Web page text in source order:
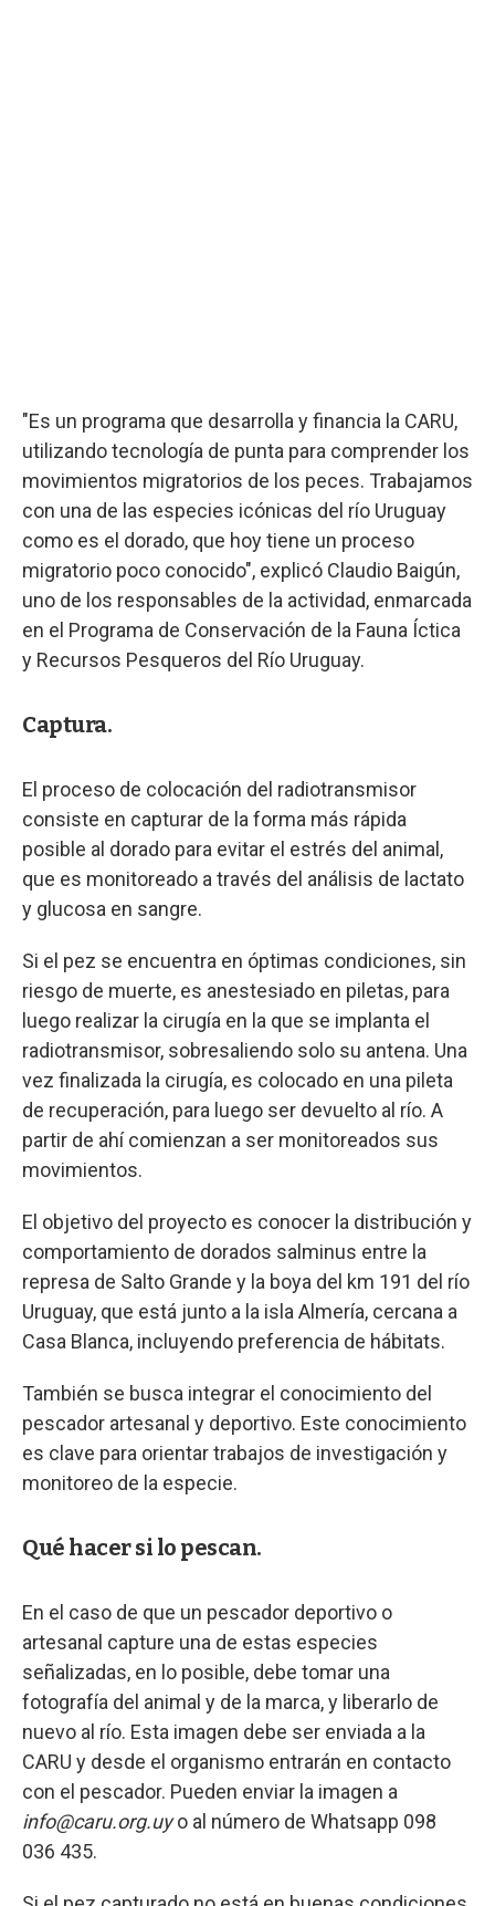
"Es un programa que desarrolla y financia la CARU,
utilizando tecnología de punta para comprender los
movimientos migratorios de los peces. Trabajamos
con una de las especies icónicas del río Uruguay
como es el dorado, que hoy tiene un proceso
migratorio poco conocido", explicó Claudio Baigún,
uno de los responsables de la actividad, enmarcada
en el Programa de Conservación de la Fauna Íctica
y Recursos Pesqueros del Río Uruguay.
Captura.
El proceso de colocación del radiotransmisor
consiste en capturar de la forma más rápida
posible al dorado para evitar el estrés del animal,
que es monitoreado a través del análisis de lactato
y glucosa en sangre.
Si el pez se encuentra en óptimas condiciones, sin
riesgo de muerte, es anestesiado en piletas, para
luego realizar la cirugía en la que se implanta el
radiotransmisor, sobresaliendo solo su antena. Una
vez finalizada la cirugía, es colocado en una pileta
de recuperación, para luego ser devuelto al río. A
partir de ahí comienzan a ser monitoreados sus
movimientos.
El objetivo del proyecto es conocer la distribución y
comportamiento de dorados salminus entre la
represa de Salto Grande y la boya del km 191 del río
Uruguay, que está junto a la isla Almería, cercana a
Casa Blanca, incluyendo preferencia de hábitats.
También se busca integrar el conocimiento del
pescador artesanal y deportivo. Este conocimiento
es clave para orientar trabajos de investigación y
monitoreo de la especie.
Qué hacer si lo pescan.
En el caso de que un pescador deportivo o
artesanal capture una de estas especies
señalizadas, en lo posible, debe tomar una
fotografía del animal y de la marca, y liberarlo de
nuevo al río. Esta imagen debe ser enviada a la
CARU y desde el organismo entrarán en contacto
con el pescador. Pueden enviar la imagen a
info@caru.org.uyo al número de Whatsapp 098
036 435.